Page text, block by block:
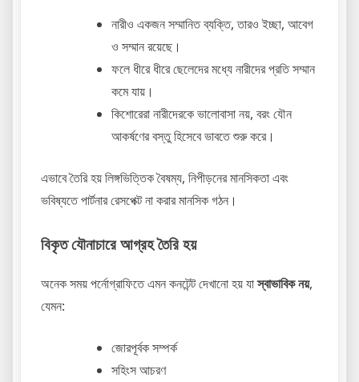
নারীও একজন সম্মানিত ব্যক্তি, তারও ইচ্ছা, আবেগ
ও সম্মান রয়েছে।
ফলে ধীরে ধীরে ছেলেদের মধ্যে নারীদের প্রতি সম্মান
কমে যায়।
কিশোরেরা নারীদেরকে ভালোবাসা নয়, বরং যৌন
আকর্ষণের বস্তু হিসেবে ভাবতে শুরু করে।
এভাবে তৈরি হয় লিঙ্গভিত্তিক বৈষম্য, নিপীড়নের মানসিকতা এবং
ভবিষ্যতে পার্টনার রেসপেক্ট না করার মানসিক গঠন।
বিকৃত যৌনাচারে আগ্রহ তৈরি হয়
অনেক সময় পর্নোগ্রাফিতে এমন কনটেন্ট দেখানো হয় যাস্বাভাবিক নয়,
যেমন:
জোরপূর্বক সম্পর্ক
সহিংস আচরণ